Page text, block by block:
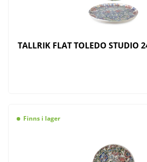
TALLRIK FLAT TOLEDO STUDIO
Finns i lager